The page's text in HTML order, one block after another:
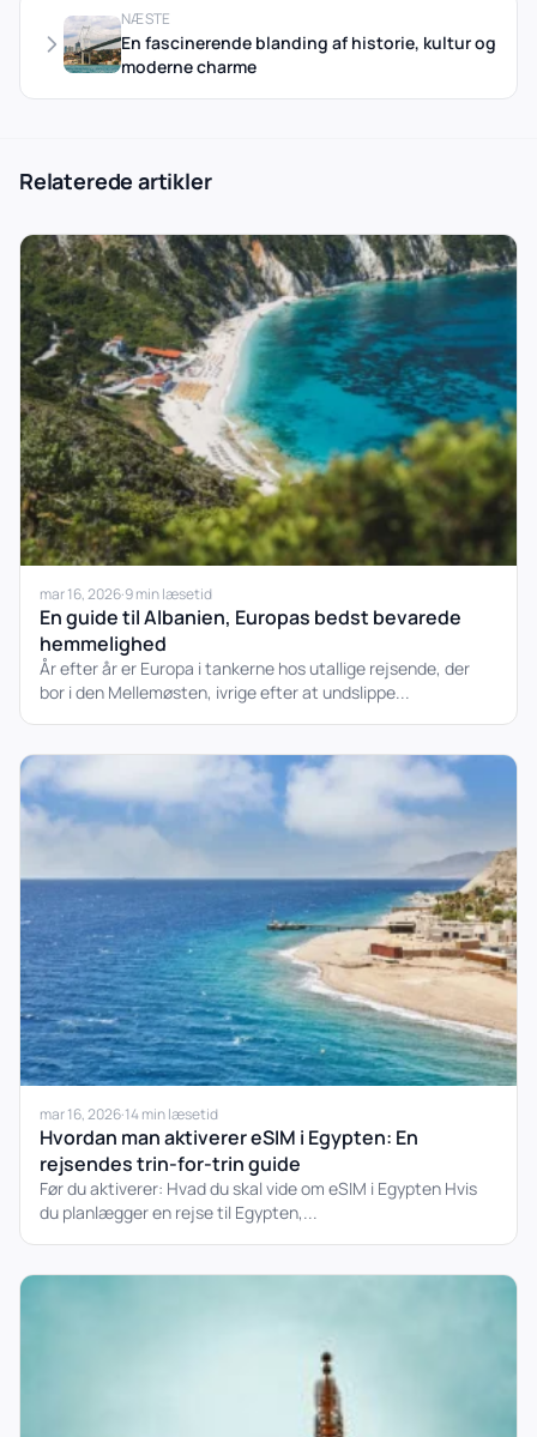
NÆSTE
En fascinerende blanding af historie, kultur og
moderne charme
Relaterede artikler
mar 16, 2026·9 min læsetid
En guide til Albanien, Europas bedst bevarede
hemmelighed
År efter år er Europa i tankerne hos utallige rejsende, der
bor i den Mellemøsten, ivrige efter at undslippe...
mar 16, 2026·14 min læsetid
Hvordan man aktiverer eSIM i Egypten: En
rejsendes trin-for-trin guide
Før du aktiverer: Hvad du skal vide om eSIM i Egypten Hvis
du planlægger en rejse til Egypten,...